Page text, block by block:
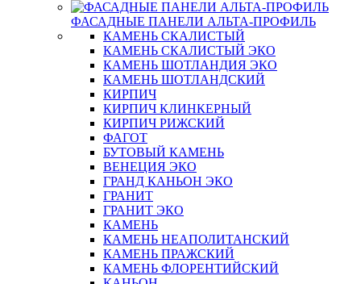
ФАСАДНЫЕ ПАНЕЛИ АЛЬТА-ПРОФИЛЬ
КАМЕНЬ СКАЛИСТЫЙ
КАМЕНЬ СКАЛИСТЫЙ ЭКО
КАМЕНЬ ШОТЛАНДИЯ ЭКО
КАМЕНЬ ШОТЛАНДСКИЙ
КИРПИЧ
КИРПИЧ КЛИНКЕРНЫЙ
КИРПИЧ РИЖСКИЙ
ФАГОТ
БУТОВЫЙ КАМЕНЬ
ВЕНЕЦИЯ ЭКО
ГРАНД КАНЬОН ЭКО
ГРАНИТ
ГРАНИТ ЭКО
КАМЕНЬ
КАМЕНЬ НЕАПОЛИТАНСКИЙ
КАМЕНЬ ПРАЖСКИЙ
КАМЕНЬ ФЛОРЕНТИЙСКИЙ